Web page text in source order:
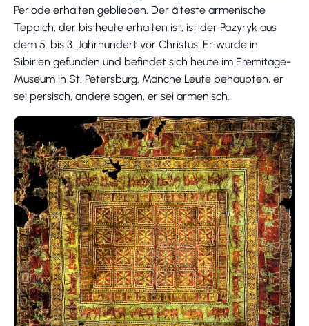
Periode erhalten geblieben. Der älteste armenische
Teppich, der bis heute erhalten ist, ist der Pazyryk aus
dem 5. bis 3. Jahrhundert vor Christus. Er wurde in
Sibirien gefunden und befindet sich heute im Eremitage-
Museum in St. Petersburg. Manche Leute behaupten, er
sei persisch, andere sagen, er sei armenisch.